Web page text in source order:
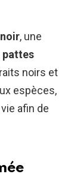
, une
pattes
noirs et
espèces,
afin de